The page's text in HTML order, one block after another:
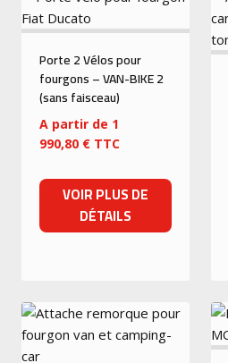
Porte 2 Vélos pour
fourgons – VAN-BIKE 2
(sans faisceau)
A partir de 1
990,80 € TTC
VOIR PLUS DE
DÉTAILS